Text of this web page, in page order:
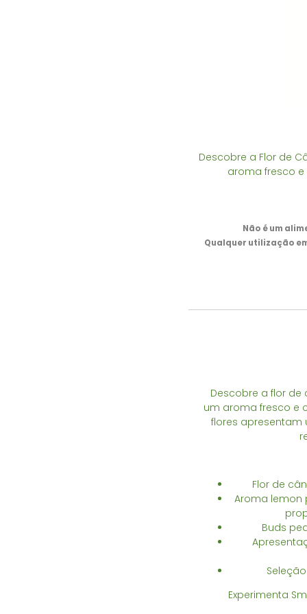
Descobre a Flor de
aroma fresco
Não é um
Qualquer utilização
Descobre a flor de
um aroma fresco e
flores apresentam
Flor de
Aroma lemon
Buds
Experimenta